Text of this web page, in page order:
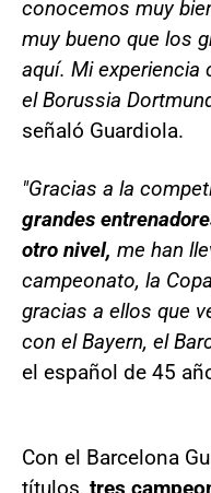
conocemos muy
muy bueno que los
aquí. Mi experiencia
el Borussia
señaló Guardiola.
"Gracias a la
grandes
otro nivel, me han
campeonato, la
gracias a ellos que
con el Bayern, el
el español de 45
Con el Barcelona
títulos, tres